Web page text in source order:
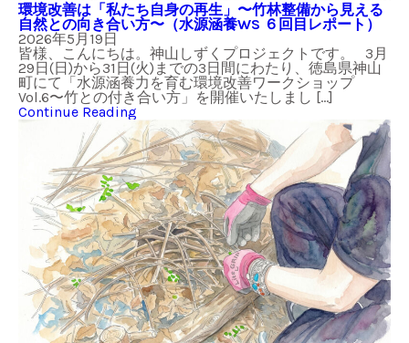
環境改善は「私たち自身の再生」〜竹林整備から見える
自然との向き合い方〜（水源涵養WS ６回目レポート）
2026年5月19日
皆様、こんにちは。神山しずくプロジェクトです。 3月
29日(日)から31日(火)までの3日間にわたり、徳島県神山
町にて「水源涵養力を育む環境改善ワークショップ
Vol.6〜竹との付き合い方」を開催いたしまし […]
Continue Reading